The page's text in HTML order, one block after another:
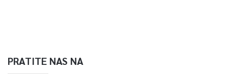
PRATITE NAS NA